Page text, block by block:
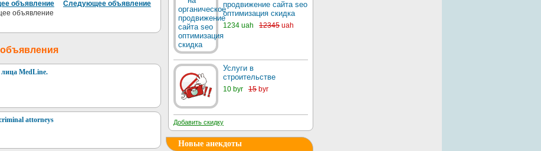
объявление Следующее объявление
MedLine.
attorneys
продвижение сайта seo
оптимизация скидка
1234 uah 12345 uah
Услуги в
строительстве
10 byr 15 byr
Добавить скидку
Новые анекдоты